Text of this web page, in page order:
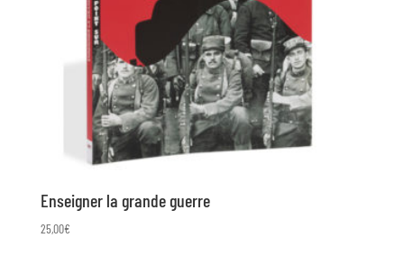
Enseigner la grande guerre
25,00€